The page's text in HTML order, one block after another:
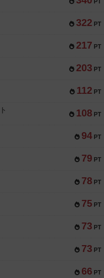
PT
322 PT
217 PT
203 PT
112 PT
108 PT
94 PT
79 PT
78 PT
75 PT
73 PT
73 PT
66 PT